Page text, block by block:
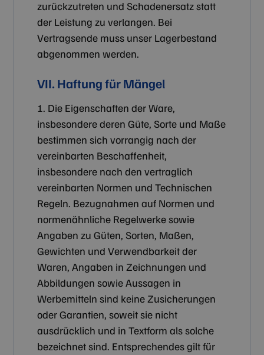
zurückzutreten und Schadenersatz statt
der Leistung zu verlangen. Bei
Vertragsende muss unser Lagerbestand
abgenommen werden.
VII. Haftung für Mängel
1. Die Eigenschaften der Ware,
insbesondere deren Güte, Sorte und Maße
bestimmen sich vorrangig nach der
vereinbarten Beschaffenheit,
insbesondere nach den vertraglich
vereinbarten Normen und Technischen
Regeln. Bezugnahmen auf Normen und
normenähnliche Regelwerke sowie
Angaben zu Güten, Sorten, Maßen,
Gewichten und Verwendbarkeit der
Waren, Angaben in Zeichnungen und
Abbildungen sowie Aussagen in
Werbemitteln sind keine Zusicherungen
oder Garantien, soweit sie nicht
ausdrücklich und in Textform als solche
bezeichnet sind. Entsprechendes gilt für